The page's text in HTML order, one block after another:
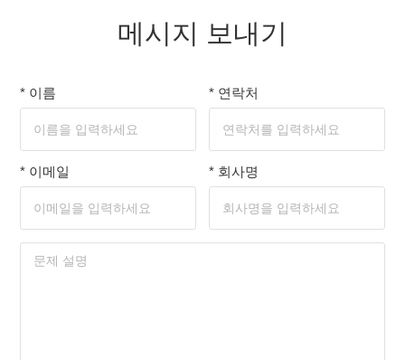
메시지 보내기
* 이름 * 연락처
* 이메일 * 회사명